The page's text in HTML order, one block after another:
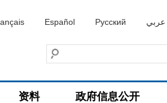
Español Русский عربي
资料 政府信息公开